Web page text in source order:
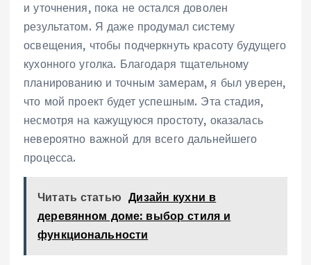
и уточнения, пока не остался доволен
результатом. Я даже продумал систему
освещения, чтобы подчеркнуть красоту будущего
кухонного уголка. Благодаря тщательному
планированию и точным замерам, я был уверен,
что мой проект будет успешным. Эта стадия,
несмотря на кажущуюся простоту, оказалась
невероятно важной для всего дальнейшего
процесса.
Читать статью Дизайн кухни в
деревянном доме: выбор стиля и
функциональности